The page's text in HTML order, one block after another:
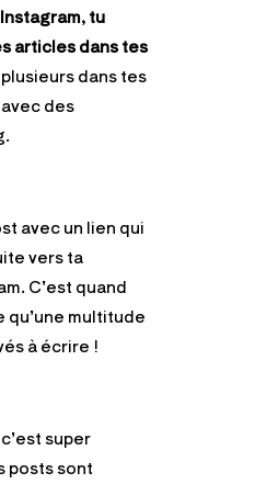
tu
articles dans tes
dans tes
des
avec un lien qui
vers ta
C’est quand
qu’une multitude
à écrire !
super
posts sont